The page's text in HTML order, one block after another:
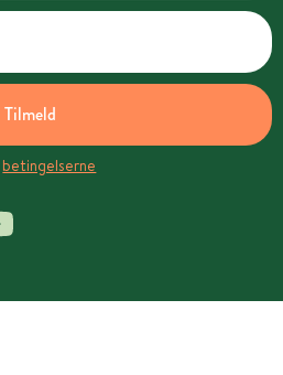
Tilmeld
betingelserne